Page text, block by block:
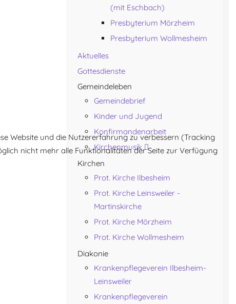
(mit Eschbach)
Presbyterium Mörzheim
Presbyterium Wollmesheim
Aktuelles
Gottesdienste
Gemeindeleben
Gemeindebrief
Kinder und Jugend
Konfirmandenarbeit
Kirchenmusik
Kirchen
Prot. Kirche Ilbesheim
Prot. Kirche Leinsweiler -
Martinskirche
Prot. Kirche Mörzheim
Prot. Kirche Wollmesheim
Diakonie
Krankenpflegeverein Ilbesheim-
Leinsweiler
Krankenpflegeverein
Website und die Nutzererfahrung zu verbessern (Tracking
nicht mehr alle Funktionalitäten der Seite zur Verfügung